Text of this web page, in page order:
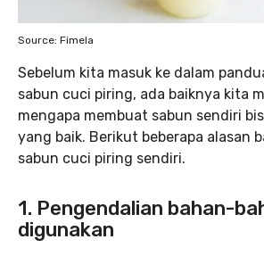
Source: Fimela
Sebelum kita masuk ke dalam
sabun cuci piring, ada baiknya kita
mengapa membuat sabun sendiri
yang baik. Berikut beberapa alasan
sabun cuci piring sendiri.
1. Pengendalian bahan-
digunakan